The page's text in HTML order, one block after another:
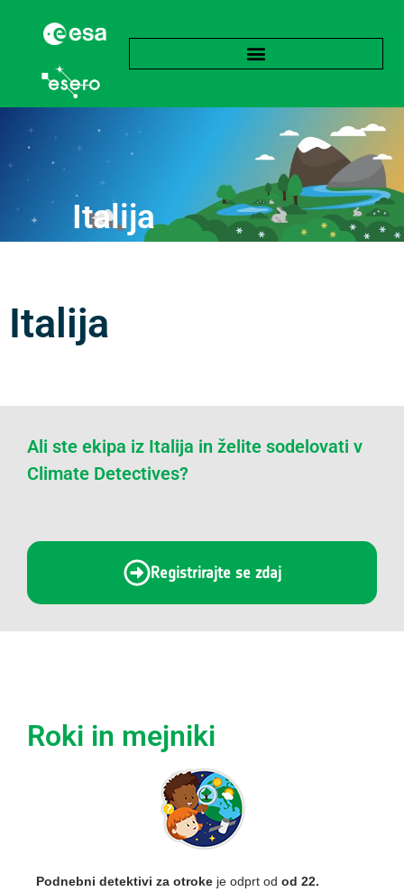
Italija
Italija
Ali ste ekipa iz Italija in želite sodelovati v
Climate Detectives?
Registrirajte se zdaj
Roki in mejniki
Podnebni detektivi za otroke je odprt od od 22.